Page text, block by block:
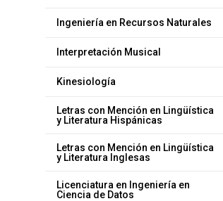
Ingeniería en Recursos Naturales
Interpretación Musical
Kinesiología
Letras con Mención en Lingüística
y Literatura Hispánicas
Letras con Mención en Lingüística
y Literatura Inglesas
Licenciatura en Ingeniería en
Ciencia de Datos